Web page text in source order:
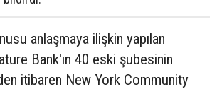
anlaşmaya ilişkin yapılan
Bank'ın 40 eski şubesinin
itibaren New York Community